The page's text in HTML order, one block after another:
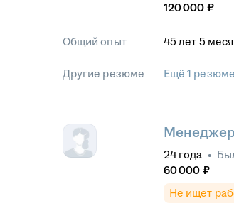
120 000 ₽
Общий опыт 45 лет 5
Другие резюме Ещё 1 резюме
Менеджер
24 года •
60 000 ₽
Не ищет